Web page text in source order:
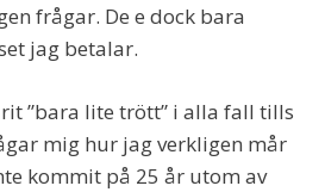
frågar. De e dock bara
jag betalar.
”bara lite trött” i alla fall tills
mig hur jag verkligen mår
kommit på 25 år utom av